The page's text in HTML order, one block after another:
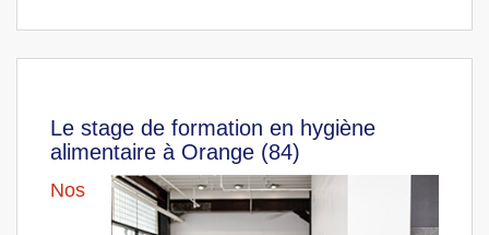
Le stage de formation en hygiène
alimentaire à Orange (84)
Nos